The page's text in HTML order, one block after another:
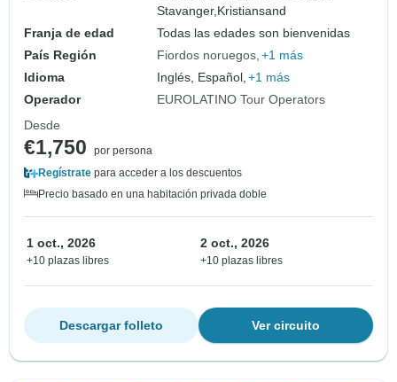
Stavanger,Kristiansand
Franja de edad
Todas las edades son bienvenidas
País Región
Fiordos noruegos +1 más
Idioma
Inglés, Español, +1 más
Operador
EUROLATINO Tour Operators
Desde
€1,750
por persona
Regístrate para acceder a los descuentos
Precio basado en una habitación privada doble
1 oct., 2026
+10 plazas libres
2 oct., 2026
+10 plazas libres
Ver circuito
Descargar folleto